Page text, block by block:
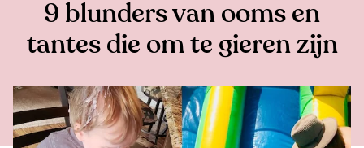
9 blunders van ooms en
tantes die om te gieren zijn